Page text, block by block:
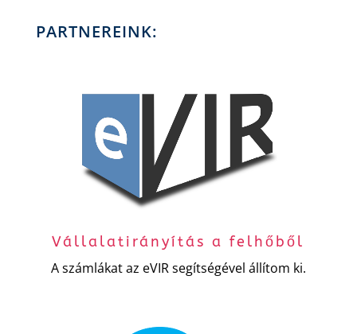
PARTNEREINK:
Vállalatirányítás a felhőből
A számlákat az eVIR segítségével állítom ki.